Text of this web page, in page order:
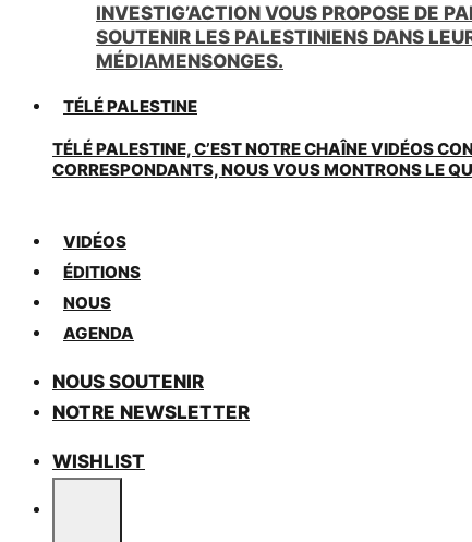
INVESTIG’ACTION VOUS PROPOSE DE
SOUTENIR LES PALESTINIENS DANS
MÉDIAMENSONGES.
TÉLÉ PALESTINE
TÉLÉ PALESTINE, C’EST NOTRE CHAÎNE VIDÉOS
CORRESPONDANTS, NOUS VOUS MONTRONS LE
VIDÉOS
ÉDITIONS
NOUS
AGENDA
NOUS SOUTENIR
NOTRE NEWSLETTER
WISHLIST